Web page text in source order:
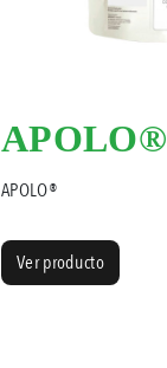
APOLO®
APOLO®
Ver producto